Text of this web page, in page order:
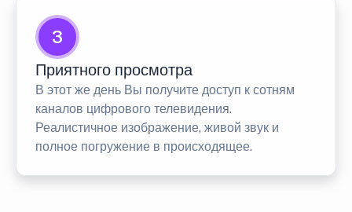
3
Приятного просмотра
В этот же день Вы получите доступ к сотням
каналов цифрового телевидения.
Реалистичное изображение, живой звук и
полное погружение в происходящее.